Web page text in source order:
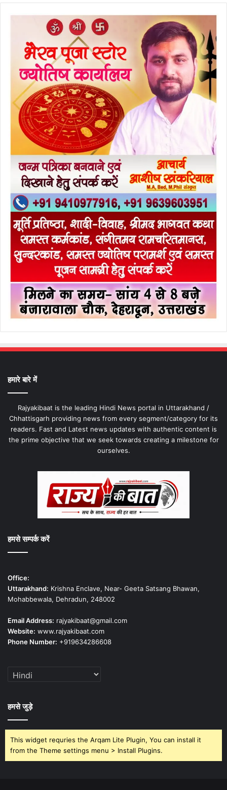
हमारे बारे में
Rajyakibaat is the leading Hindi News portal in Uttarakhand /
Chhattisgarh providing news from every segment/category for its
readers. Fast and Latest news updates with authentic content is
the prime objective that we seek towards creating a milestone for
ourselves.
हमसे सम्पर्क करें
Office:
Uttarakhand: Krishna Enclave, Near- Geeta Satsang Bhawan,
Mohabbewala, Dehradun, 248002
Email Address: rajyakibaat@gmail.com
Website: www.rajyakibaat.com
Phone Number: +919634286608
हमसे जुड़े
This widget requries the Arqam Lite Plugin, You can install it
from the Theme settings menu > Install Plugins.